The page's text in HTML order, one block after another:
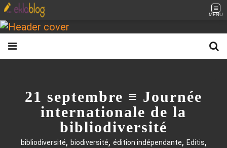
MENU
21 septembre ≡ Journée
internationale de la
bibliodiversité
bibliodiversité, biodiversité, édition indépendante, Editis,